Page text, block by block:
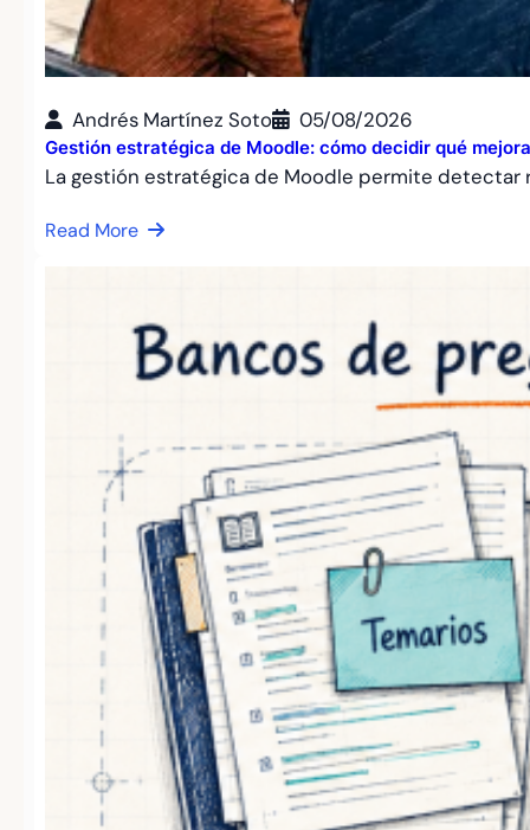
Andrés Martínez Soto 05/08/2026
Gestión estratégica de Moodle: cómo decidir qué
La gestión estratégica de Moodle permite detectar
Read More